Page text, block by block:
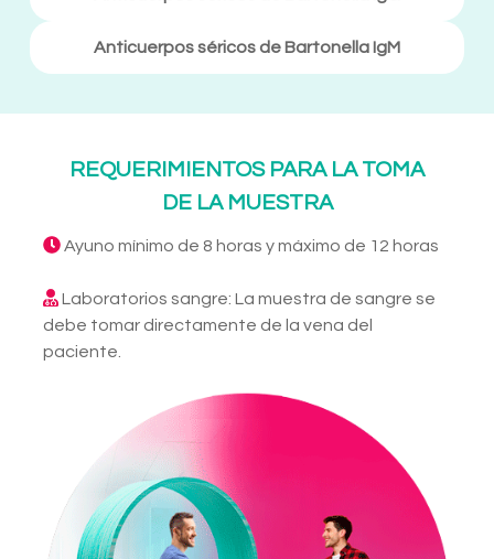
Anticuerpos séricos de Bartonella IgM
REQUERIMIENTOS PARA LA TOMA
DE LA MUESTRA
Ayuno mínimo de 8 horas y máximo de 12 horas
Laboratorios sangre: La muestra de sangre se
debe tomar directamente de la vena del
paciente.